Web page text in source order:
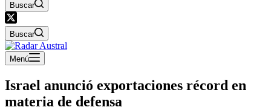
Buscar
Buscar
Menú
Israel anunció exportaciones récord en
materia de defensa